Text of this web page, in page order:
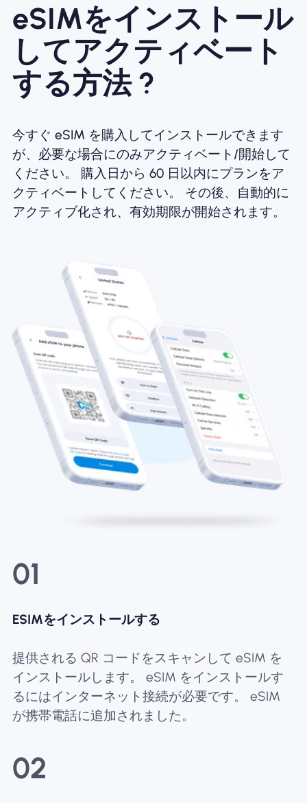
eSIMをインストール
してアクティベート
する方法 ?
今すぐ eSIM を購入してインストールできます
が、必要な場合にのみアクティベート/開始して
ください。 購入日から 60 日以内にプランをア
クティベートしてください。 その後、自動的に
アクティブ化され、有効期限が開始されます。
01
ESIMをインストールする
提供される QR コードをスキャンして eSIM を
インストールします。 eSIM をインストールす
るにはインターネット接続が必要です。 eSIM
が携帯電話に追加されました。
02